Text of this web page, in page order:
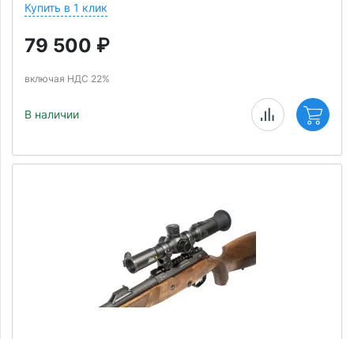
Купить в 1 клик
79 500 ₽
включая НДС 22%
В наличии